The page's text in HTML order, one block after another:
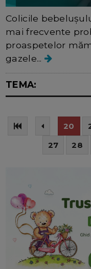
Colicile
mai frecvente
proaspetelor
gazele...
TEMA:
20
27
28